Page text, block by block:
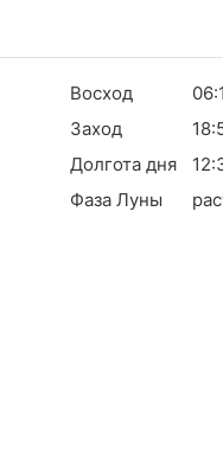
Восход
Заход
Долгота дня
Фаза Луны